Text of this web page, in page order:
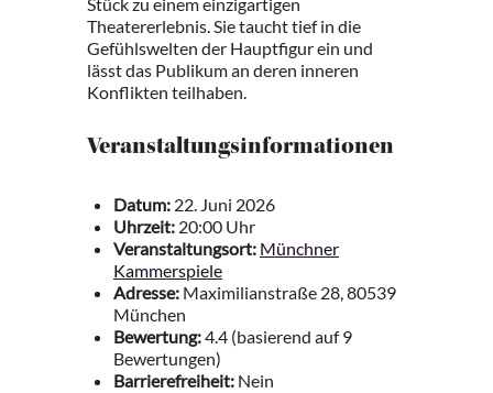
Theatererlebnis. Sie taucht tief in die
Gefühlswelten der Hauptfigur ein und
lässt das Publikum an deren inneren
Konflikten teilhaben.
Veranstaltungsinformationen
Datum: 22. Juni 2026
Uhrzeit: 20:00 Uhr
Veranstaltungsort: Münchner
Kammerspiele
Adresse: Maximilianstraße 28, 80539
München
Bewertung:4.4 (basierend auf 9
Bewertungen)
Barrierefreiheit: Nein